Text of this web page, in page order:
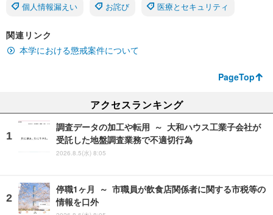
個人情報漏えい お詫び 医療とセキュリティ
関連リンク
本学における懲戒案件について
PageTop
アクセスランキング
調査データの加工や転用 ～ 大和ハウス工業子会社が
受託した地盤調査業務で不適切行為
2026.8.5(水) 8:05
停職1ヶ月 ～ 市職員が飲食店関係者に関する市税等の
情報を口外